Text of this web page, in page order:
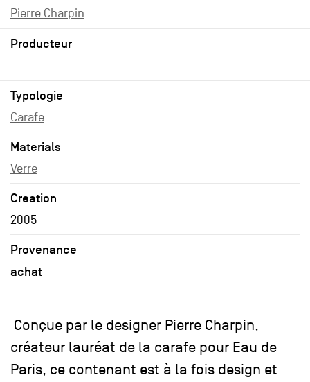
Pierre Charpin
Producteur
Typologie
Carafe
Materials
Verre
Creation
2005
Provenance
achat
Conçue par le designer Pierre Charpin,
créateur lauréat de la carafe pour Eau de
Paris, ce contenant est à la fois design et